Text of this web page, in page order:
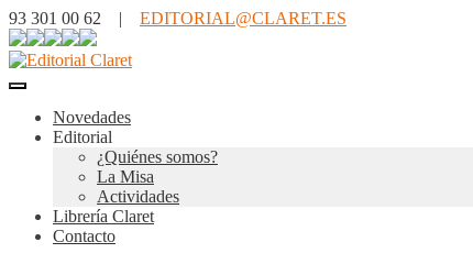
93 301 00 62 | EDITORIAL@CLARET.ES
Novedades
Editorial
¿Quiénes somos?
La Misa
Actividades
Librería Claret
Contacto